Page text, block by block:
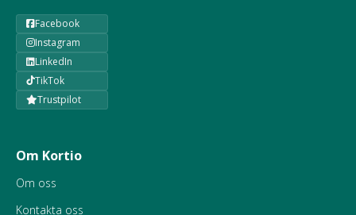
Facebook
Instagram
LinkedIn
TikTok
Trustpilot
Om Kortio
Om oss
Kontakta oss